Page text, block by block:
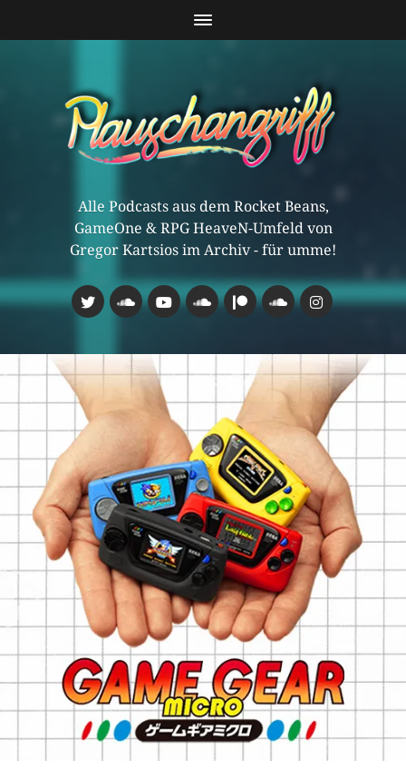
Alle Podcasts aus dem Rocket Beans,
GameOne & RPG HeaveN-Umfeld von
Gregor Kartsios im Archiv - für umme!